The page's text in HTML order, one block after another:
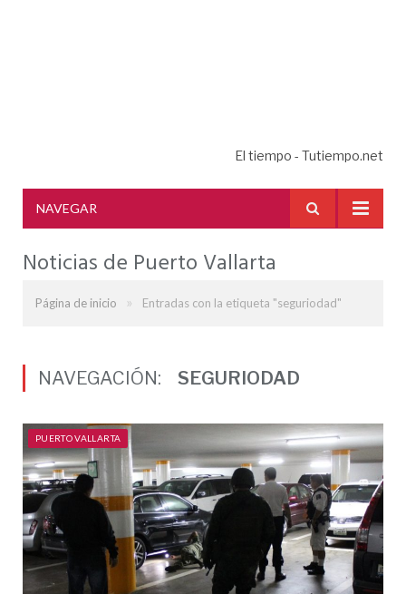
El tiempo - Tutiempo.net
NAVEGAR
Noticias de Puerto Vallarta
Página de inicio » Entradas con la etiqueta "seguriodad"
NAVEGACIÓN: SEGURIODAD
PUERTO VALLARTA